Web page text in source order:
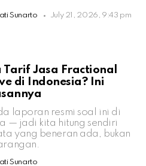
Sunarto July 21, 2026, 9:43 pm
Tarif Jasa Fractional
di Indonesia? Ini
laporan resmi soal ini di
— jadi kita hitung sendiri
yang beneran ada, bukan
Sunarto